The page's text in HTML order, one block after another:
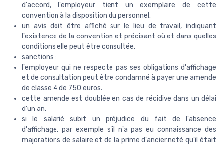
d'accord, l'employeur tient un exemplaire de cette
convention à la disposition du personnel.
un avis doit être affiché sur le lieu de travail, indiquant
l'existence de la convention et précisant où et dans quelles
conditions elle peut être consultée.
sanctions :
l'employeur qui ne respecte pas ses obligations d'affichage
et de consultation peut être condamné à payer une amende
de classe 4 de 750 euros.
cette amende est doublée en cas de récidive dans un délai
d'un an.
si le salarié subit un préjudice du fait de l'absence
d'affichage, par exemple s'il n'a pas eu connaissance des
majorations de salaire et de la prime d'ancienneté qu'il était